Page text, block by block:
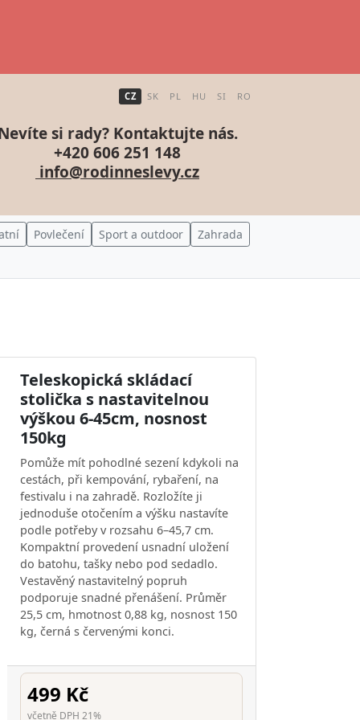
CZ SK PL HU SI RO
si rady? Kontaktujte nás.
+420 606 251 148
info@rodinneslevy.cz
Povlečení Sport a outdoor
Zahrada
Teleskopická skládací
stolička s nastavitelnou
výškou 6-45cm, nosnost
150kg
Pomůže mít pohodlné sezení kdykoli na
cestách, při kempování, rybaření, na
festivalu i na zahradě. Rozložíte ji
jednoduše otočením a výšku nastavíte
podle potřeby v rozsahu 6–45,7 cm.
Kompaktní provedení usnadní uložení
do batohu, tašky nebo pod sedadlo.
Vestavěný nastavitelný popruh
podporuje snadné přenášení. Průměr
25,5 cm, hmotnost 0,88 kg, nosnost 150
kg, černá s červenými konci.
499 Kč
včetně DPH 21%